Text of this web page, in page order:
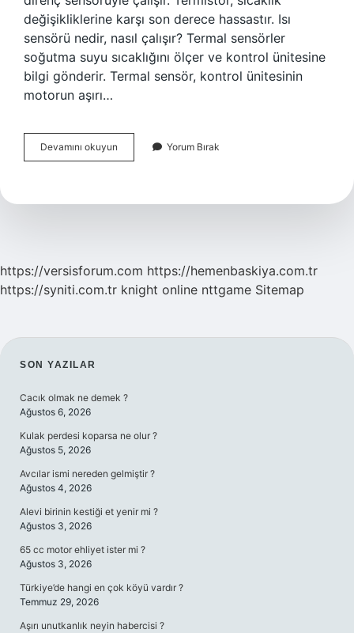
değişikliklerine karşı son derece hassastır. Isı
sensörü nedir, nasıl çalışır? Termal sensörler
soğutma suyu sıcaklığını ölçer ve kontrol ünitesine
bilgi gönderir. Termal sensör, kontrol ünitesinin
motorun aşırı…
Devamını okuyun
Sensör
Yorum Bırak
https://versisforum.com https://hemenbaskiya.com.tr
https://syniti.com.tr knight online nttgame Sitemap
SIDEBAR
SON YAZILAR
Cacık olmak ne demek ?
Ağustos 6, 2026
Kulak perdesi koparsa ne olur ?
Ağustos 5, 2026
Avcılar ismi nereden gelmiştir ?
Ağustos 4, 2026
Alevi birinin kestiği et yenir mi ?
Ağustos 3, 2026
65 cc motor ehliyet ister mi ?
Ağustos 3, 2026
Türkiye’de hangi en çok köyü vardır ?
Temmuz 29, 2026
Aşırı unutkanlık neyin habercisi ?